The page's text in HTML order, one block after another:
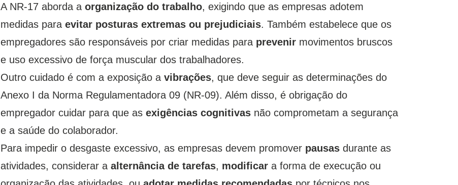
A NR-17 aborda aorganização do trabalho, exigindo que as empresas adotem
medidas paraevitar posturas extremas ou prejudiciais. Também estabelece que os
empregadores são responsáveis por criar medidas para prevenir movimentos bruscos
e uso excessivo de força muscular dos trabalhadores.
Outro cuidado é com a exposição avibrações, que deve seguir as determinações do
Anexo I da Norma Regulamentadora 09 (NR-09). Além disso, é obrigação do
empregador cuidar para que asexigências cognitivas não comprometam a segurança
e a saúde do colaborador.
Para impedir o desgaste excessivo, as empresas devem promover pausas durante as
atividades, considerar aalternância de tarefas, modificar a forma de execução ou